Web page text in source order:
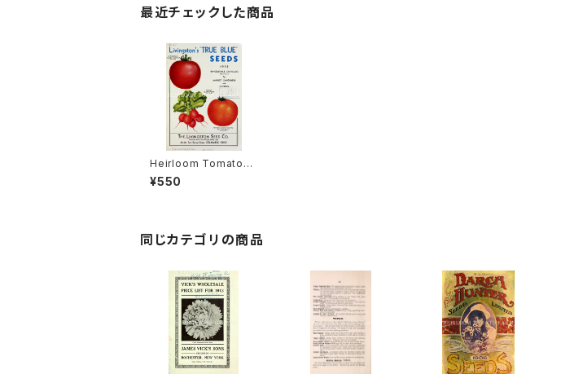
最近チェックした商品
Heirloom Tomato®
New Break O'Day エ
アルーム・トマト・ニュ
¥550
同じカテゴリの商品